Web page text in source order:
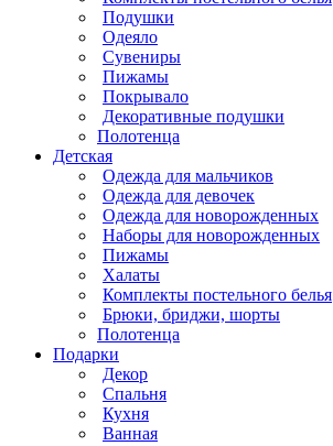
Подушки
Одеяло
Сувениры
Пижамы
Покрывало
Декоративные подушки
Полотенца
Детская
Одежда для мальчиков
Одежда для девочек
Одежда для новорожденных
Наборы для новорожденных
Пижамы
Халаты
Комплекты постельного белья
Брюки, бриджи, шорты
Полотенца
Подарки
Декор
Спальня
Кухня
Ванная